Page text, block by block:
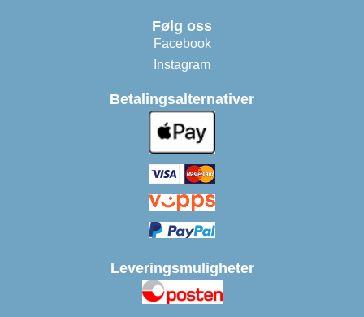
Følg oss
Facebook
Instagram
Betalingsalternativer
Leveringsmuligheter